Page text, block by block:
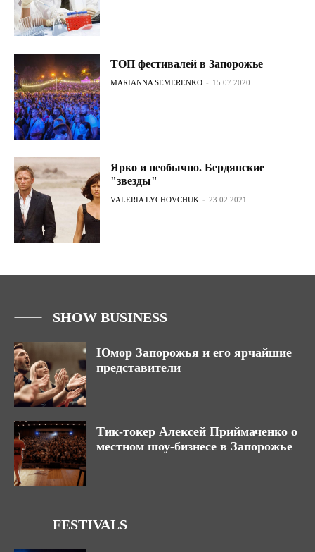
ТОП фестивалей в Запорожье
MARIANNA SEMERENKO - 15.07.2020
Ярко и необычно. Бердянские
"звезды"
VALERIA LYCHOVCHUK - 23.02.2021
SHOW BUSINESS
Юмор Запорожья и его ярчайшие
представители
Тик-токер Алексей Приймаченко о
местном шоу-бизнесе в Запорожье
FESTIVALS